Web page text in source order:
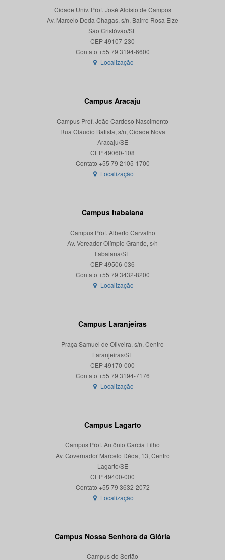
Cidade Univ. Prof. José Aloísio de Campos
Av. Marcelo Deda Chagas, s/n, Bairro Rosa Elze
São Cristóvão/SE
CEP 49107-230
Localização
Campus Aracaju
Campus Prof. João Cardoso Nascimento
Rua Cláudio Batista, s/n, Cidade Nova
Aracaju/SE
CEP 49060-108
Localização
Campus Itabaiana
Campus Prof. Alberto Carvalho
Av. Vereador Olímpio Grande, s/n
Itabaiana/SE
CEP 49506-036
Localização
Campus Laranjeiras
Praça Samuel de Oliveira, s/n, Centro
Laranjeiras/SE
CEP 49170-000
Localização
Campus Lagarto
Campus Prof. Antônio Garcia Filho
Av. Governador Marcelo Déda, 13, Centro
Lagarto/SE
CEP 49400-000
Localização
Campus Nossa Senhora da Glória
Campus do Sertão